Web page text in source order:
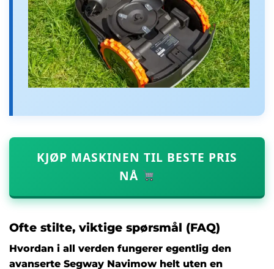
KJØP MASKINEN TIL BESTE PRIS
NÅ
Ofte stilte, viktige spørsmål (FAQ)
Hvordan i all verden fungerer egentlig den
avanserte Segway Navimow helt uten en